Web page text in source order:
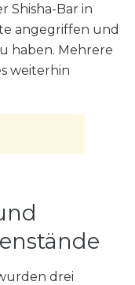
Shisha-Bar in
angegriffen und
haben. Mehrere
weiterhin
drei